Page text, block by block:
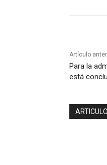
Artículo
Para la
está